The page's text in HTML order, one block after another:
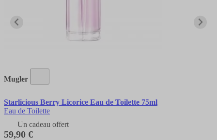
Mugler
Starlicious Berry Licorice Eau de Toilette 75ml
Eau de Toilette
Un cadeau offert
59,90 €